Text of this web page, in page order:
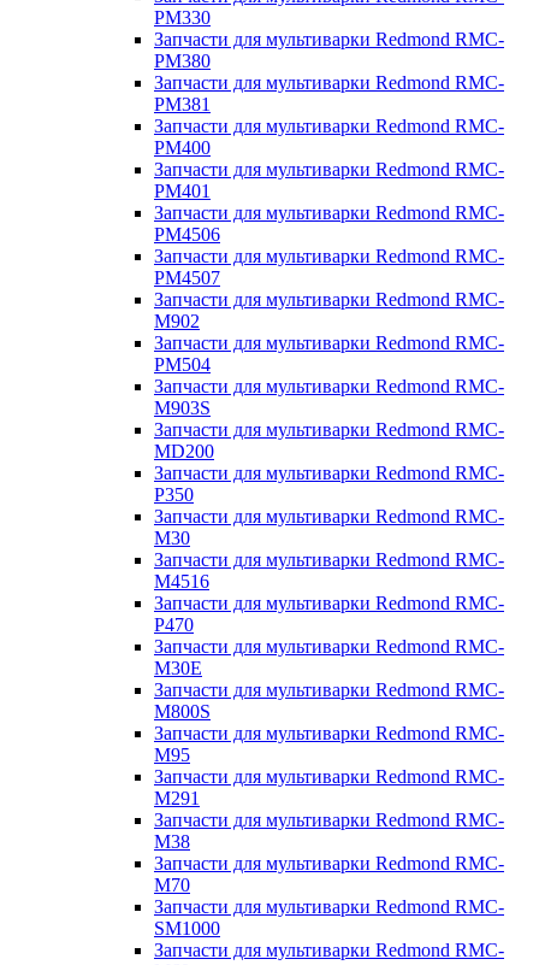
PM330
Запчасти для мультиварки Redmond RMC-
PM380
Запчасти для мультиварки Redmond RMC-
PM381
Запчасти для мультиварки Redmond RMC-
PM400
Запчасти для мультиварки Redmond RMC-
PM401
Запчасти для мультиварки Redmond RMC-
PM4506
Запчасти для мультиварки Redmond RMC-
PM4507
Запчасти для мультиварки Redmond RMC-
M902
Запчасти для мультиварки Redmond RMC-
PM504
Запчасти для мультиварки Redmond RMC-
M903S
Запчасти для мультиварки Redmond RMC-
MD200
Запчасти для мультиварки Redmond RMC-
P350
Запчасти для мультиварки Redmond RMC-
M30
Запчасти для мультиварки Redmond RMC-
M4516
Запчасти для мультиварки Redmond RMC-
P470
Запчасти для мультиварки Redmond RMC-
M30E
Запчасти для мультиварки Redmond RMC-
M800S
Запчасти для мультиварки Redmond RMC-
M95
Запчасти для мультиварки Redmond RMC-
M291
Запчасти для мультиварки Redmond RMC-
M38
Запчасти для мультиварки Redmond RMC-
M70
Запчасти для мультиварки Redmond RMC-
SM1000
Запчасти для мультиварки Redmond RMC-